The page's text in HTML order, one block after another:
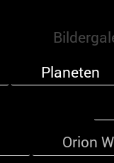
Planeten
Orion